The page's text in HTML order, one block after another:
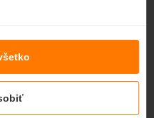
svojich predstáv?